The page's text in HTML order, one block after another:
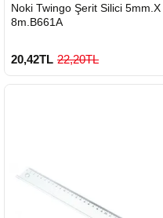
Noki Twingo Şerit Silici 5mm.X
8m.B661A
20,42TL 22,20TL